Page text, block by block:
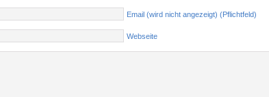
Email (wird nicht angezeigt) (Pflichtfeld)
Webseite